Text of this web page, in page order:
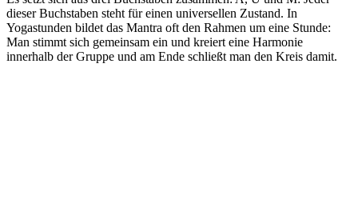
dieser Buchstaben steht für einen universellen Zustand. In
Yogastunden bildet das Mantra oft den Rahmen um eine Stunde:
Man stimmt sich gemeinsam ein und kreiert eine Harmonie
innerhalb der Gruppe und am Ende schließt man den Kreis damit.